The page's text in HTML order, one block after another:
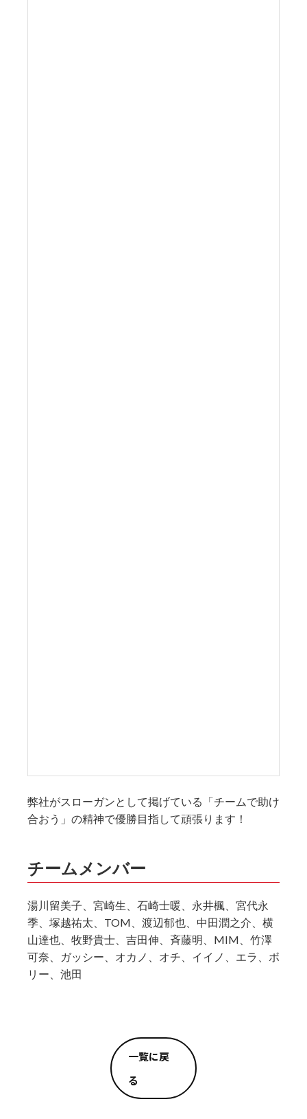
弊社がスローガンとして掲げている「チームで助け
合おう」の精神で優勝目指して頑張ります！
チームメンバー
湯川留美子、宮崎生、石崎士暖、永井楓、宮代永
季、塚越祐太、TOM、渡辺郁也、中田潤之介、横
山達也、牧野貴士、吉田伸、斉藤明、MIM、竹澤
可奈、ガッシー、オカノ、オチ、イイノ、エラ、ボ
リー、池田
一覧に戻
る